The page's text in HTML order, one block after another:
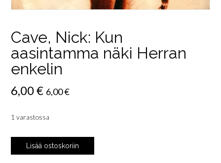
Cave, Nick: Kun
aasintamma näki Herran
enkelin
6,00€ 6,00€
1 varastossa
Cave,
Nick:
Lisää ostoskoriin